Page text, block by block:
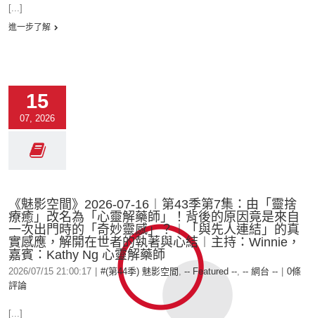
[...]
進一步了解
15
07, 2026
《魅影空間》2026-07-16︱第43季第7集：由「靈捨
療癒」改名為「心靈解藥師」！背後的原因竟是來自
一次出門時的「奇妙靈感」？︱「與先人連結」的真
實感應，解開在世者的執著與心結︱主持：Winnie，
嘉賓：Kathy Ng 心靈解藥師
2026/07/15 21:00:17 #(第44季) 魅影空間 , -- Featured --, -- 網台 --
0條
評論
[...]